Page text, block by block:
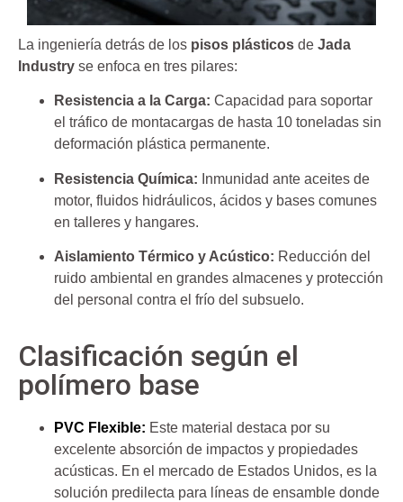
La ingeniería detrás de los pisos plásticos de Jada
Industry se enfoca en tres pilares:
Resistencia a la Carga: Capacidad para soportar
el tráfico de montacargas de hasta 10 toneladas sin
deformación plástica permanente.
Resistencia Química: Inmunidad ante aceites de
motor, fluidos hidráulicos, ácidos y bases comunes
en talleres y hangares.
Aislamiento Térmico y Acústico: Reducción del
ruido ambiental en grandes almacenes y protección
del personal contra el frío del subsuelo.
Clasificación según el
polímero base
PVC Flexible: Este material destaca por su
excelente absorción de impactos y propiedades
acústicas. En el mercado de Estados Unidos, es la
solución predilecta para líneas de ensamble donde